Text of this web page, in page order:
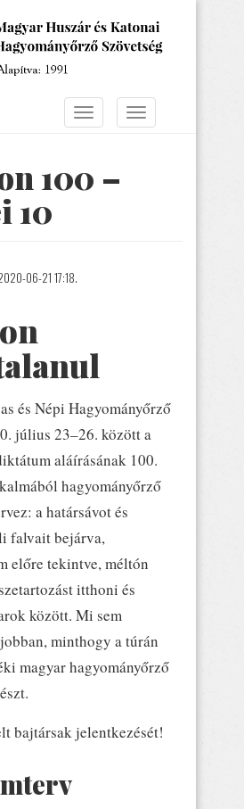
Navigáció
Navigáció
100 –
10
06-21 17:18.
és Népi Hagyományőrző
július 23–26. között a
aláírásának 100.
hagyományőrző
a határsávot és
falvait bejárva,
előre tekintve, méltón
itthoni és
között. Mi sem
minthogy a túrán
magyar hagyományőrző
bajtársak jelentkezését!